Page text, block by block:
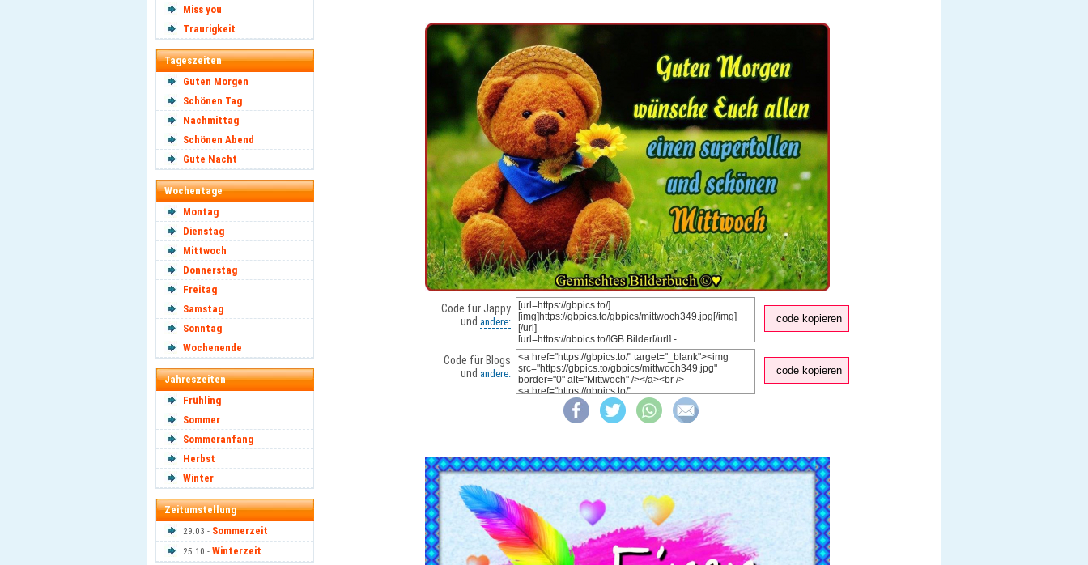
Miss you
Traurigkeit
Tageszeiten
Guten Morgen
Schönen Tag
Nachmittag
Schönen Abend
Gute Nacht
Wochentage
Montag
Dienstag
Mittwoch
Donnerstag
Freitag
Samstag
Sonntag
Wochenende
Jahreszeiten
Frühling
Sommer
Sommeranfang
Herbst
Winter
Zeitumstellung
29.03 - Sommerzeit
25.10 - Winterzeit
Code für Jappy
und andere: code kopieren
Code für Blogs
und andere: code kopieren